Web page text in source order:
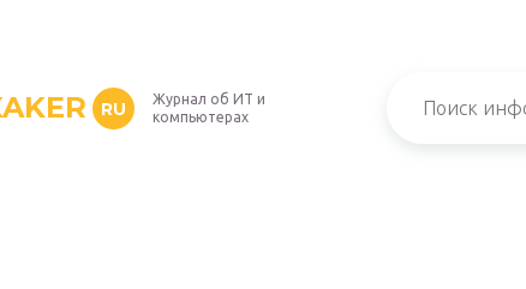
RU
Журнал об ИТ и
компьютерах